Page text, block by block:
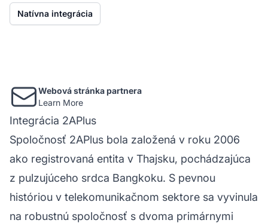
Natívna integrácia
Webová stránka partnera
Learn More
Integrácia 2APlus
Spoločnosť 2APlus bola založená v roku 2006
ako registrovaná entita v Thajsku, pochádzajúca
z pulzujúceho srdca Bangkoku. S pevnou
históriou v telekomunikačnom sektore sa vyvinula
na robustnú spoločnosť s dvoma primárnymi